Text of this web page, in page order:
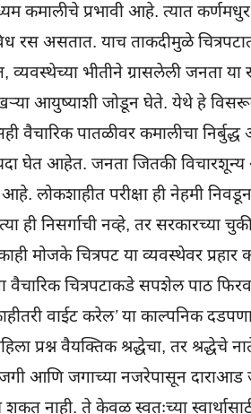
कमालीचे प्रभावी आहे. त्यात
रस असतात. याच ताकदीमुळे
व्यवस्थेच्या भीतीने ग्रासलेली जनता
आयुष्याशी जोडून घेते. येथे हे विसरून
वैचारिक पातळीवर कमालीचा
घेत आहेत. जनता जितकी विचारशून्य
लोकशाहीत परीक्षा ही नेहमी
ही निसर्गाची नव्हे, तर सरकारच्या
मोजके चित्रपट या व्यवस्थेवर प्रहार
वैचारिक चित्रपटाकडे सपशेल पाठ
वाईट करेल’या काल्पनिक
प्रश्न वैयक्तिक श्रद्धेचा, तर
आणि जगाच्या नजरेपासून
नाही. ते केवळ स्वतःच्या